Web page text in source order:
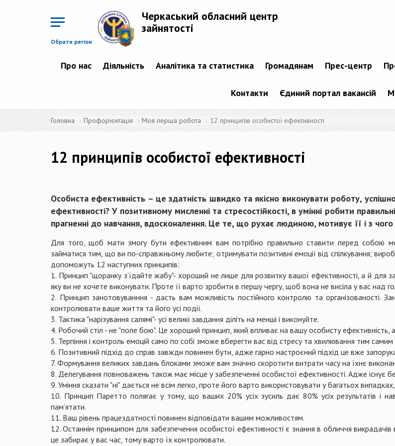
Обрати регіон
Черкаський обласний центр
зайнятості
Про нас Діяльність Аналітика та статистика Громадянам Прес-центр
Контакти Єдиний портал вакансій
Головна Профорієнтація Моя перша робота 12 принципів особистої ефективності
12 принципів особистої ефективності
Особиста ефективність – це здатність швидко та якісно виконувати роботу,
ефективності? У позитивному мисленні та стресостійкості, в умінні робити
прагненні до навчання, вдосконалення. Це те, що рухає людиною, мотивує її і з
Для того, щоб мати змогу бути ефективним вам потрібно правильно ставити перед собою
займатися тим, що ви по-справжньому любите; отримувати позитивні емоції від спілкування;
допоможуть 12 наступних принципів:
1. Принцип "щоранку з’їдайте жабу"- хороший не лише для розвитку вашої ефективності, а й для
яку ви не хочете виконувати. Проте її варто зробити в першу чергу, щоб вона не висіла у вас над
2. Принцип занотовуванння - дасть вам можливість постійного контролю та організованості.
контролювати ваше життя та його усі події.
3. Тактика "нарізування салямі"- усі великі завдання діліть на менші і виконуйте.
4. Робочий стіл - не "поле бою". Це хороший принцип, який впливає на вашу особисту ефективність,
5. Терпіння і контроль емоцій само по собі зможе вберегти вас від стресу та хвилювання тим
6. Позитивний підхід до справ завжди повинен бути, адже гарно настроєний підхід це вже запорука
7. Формування великих завдань блоками зможе вам значно скоротити витрати часу на їхнє
8. Делегування повноважень також має місце у забезпеченні особистої ефективності. Адже існує
9. Уміння сказати "ні" дається не всім легко, проте його варто використовувати у багатьох
10. Принцип Паретто полягає у тому, що ваших 20% усіх зусиль дає 80% усіх результатів і
пам’ятати.
11. Ваш рівень працездатності повинен відповідати вашим можливостям.
12. Останнім принципом для забезпечення особистої ефективності є знання в обличчя
це забирає у вас час, тому варто їх контролювати.